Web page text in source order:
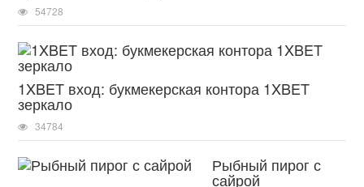
54728
1XBET вход: букмекерская контора 1XBET
зеркало
34784
Рыбный пирог с
сайрой